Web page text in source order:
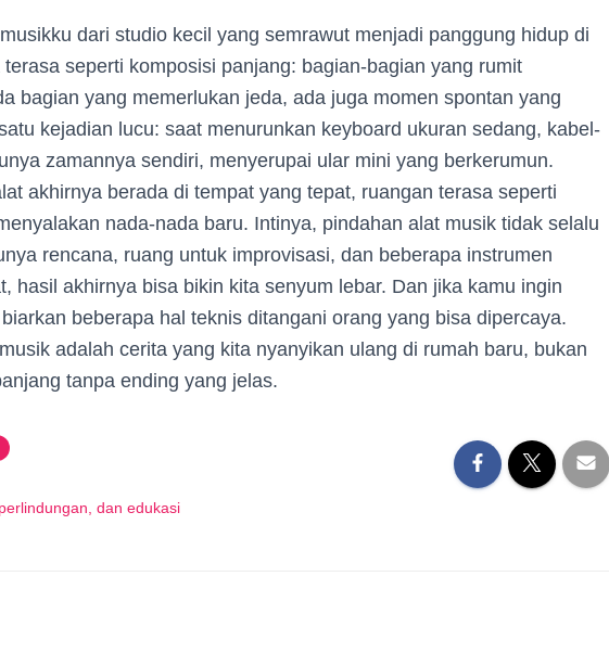
dari studio kecil yang semrawut menjadi panggung hidup di
seperti komposisi panjang: bagian-bagian yang rumit
bagian yang memerlukan jeda, ada juga momen spontan yang
kejadian lucu: saat menurunkan keyboard ukuran sedang, kabel-
zamannya sendiri, menyerupai ular mini yang berkerumun.
akhirnya berada di tempat yang tepat, ruangan terasa seperti
nada-nada baru. Intinya, pindahan alat musik tidak selalu
rencana, ruang untuk improvisasi, dan beberapa instrumen
hasil akhirnya bisa bikin kita senyum lebar. Dan jika kamu ingin
beberapa hal teknis ditangani orang yang bisa dipercaya.
adalah cerita yang kita nyanyikan ulang di rumah baru, bukan
tanpa ending yang jelas.
dan edukasi